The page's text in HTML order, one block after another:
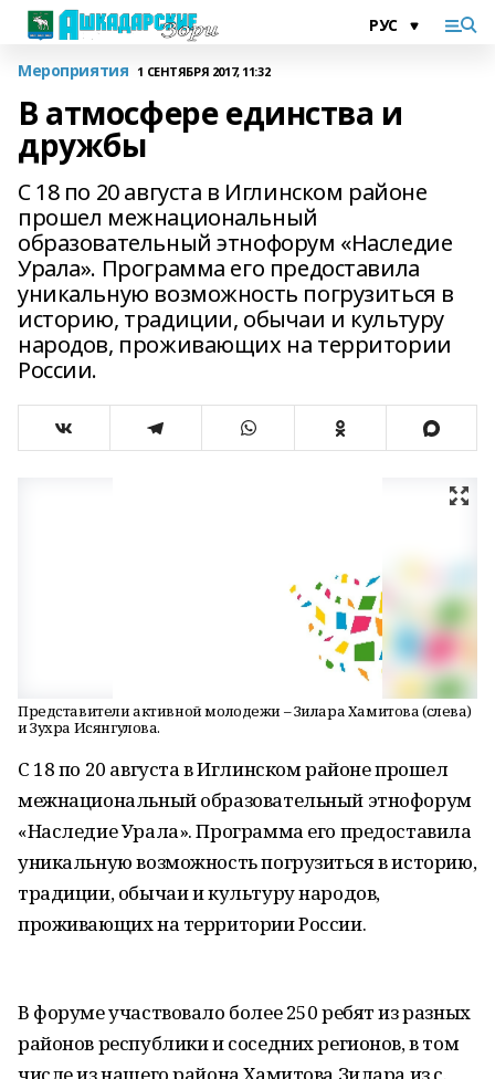
Мероприятия 1 СЕНТЯБРЯ 2017, 11:32
В атмосфере единства и
дружбы
С 18 по 20 августа в Иглинском районе
прошел межнациональный
образовательный этнофорум «Наследие
Урала». Программа его предоставила
уникальную возможность погрузиться в
историю, традиции, обычаи и культуру
народов, проживающих на территории
России.
Представители активной молодежи – Зилара Хамитова (слева)
и Зухра Исянгулова.
С 18 по 20 августа в Иглинском районе прошел
межнациональный образовательный этнофорум
«Наследие Урала». Программа его предоставила
уникальную возможность погрузиться в историю,
традиции, обычаи и культуру народов,
проживающих на территории России.
В форуме участвовало более 250 ребят из разных
районов республики и соседних регионов, в том